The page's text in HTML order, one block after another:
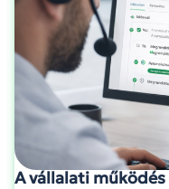
A vállalati